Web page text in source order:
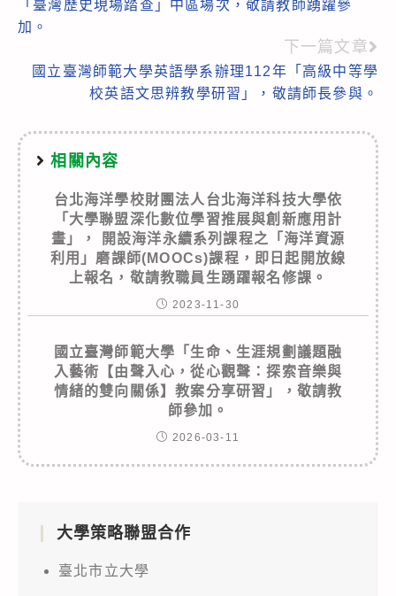
articles
「臺灣歷史現場踏查」中區場次，敬請教師踴躍參
加。
下一篇文章
國立臺灣師範大學英語學系辦理112年「高級中等學
校英語文思辨教學研習」，敬請師長參與。
相關內容
台北海洋學校財團法人台北海洋科技大學依
「大學聯盟深化數位學習推展與創新應用計
畫」， 開設海洋永續系列課程之「海洋資源
利用」磨課師(MOOCs)課程，即日起開放線
上報名，敬請教職員生踴躍報名修課。
2023-11-30
國立臺灣師範大學「生命、生涯規劃議題融
入藝術【由聲入心，從心觀聲：探索音樂與
情緒的雙向關係】教案分享研習」，敬請教
師參加。
2026-03-11
大學策略聯盟合作
臺北市立大學